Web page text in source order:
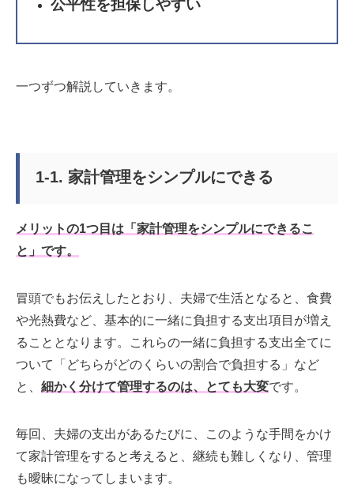
公平性を担保しやすい
一つずつ解説していきます。
1-1. 家計管理をシンプルにできる
メリットの1つ目は「家計管理をシンプルにできるこ
と」です。
冒頭でもお伝えしたとおり、夫婦で生活となると、食費
や光熱費など、基本的に一緒に負担する支出項目が増え
ることとなります。これらの一緒に負担する支出全てに
ついて「どちらがどのくらいの割合で負担する」など
と、 細かく分けて管理するのは、とても大変です。
毎回、夫婦の支出があるたびに、このような手間をかけ
て家計管理をすると考えると、継続も難しくなり、管理
も曖昧になってしまいます。